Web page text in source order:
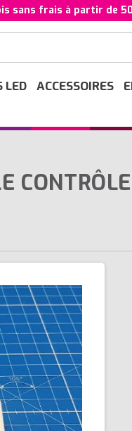
sans frais à partir de
LED ACCESSOIRES